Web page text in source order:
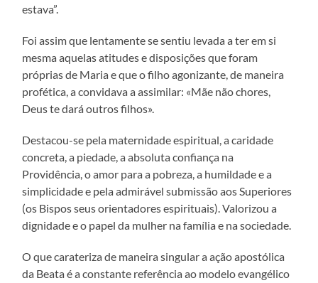
estava”.
Foi assim que lentamente se sentiu levada a ter em si
mesma aquelas atitudes e disposições que foram
próprias de Maria e que o filho agonizante, de maneira
profética, a convidava a assimilar: «Mãe não chores,
Deus te dará outros filhos».
Destacou-se pela maternidade espiritual, a caridade
concreta, a piedade, a absoluta confiança na
Providência, o amor para a pobreza, a humildade e a
simplicidade e pela admirável submissão aos Superiores
(os Bispos seus orientadores espirituais). Valorizou a
dignidade e o papel da mulher na família e na sociedade.
O que carateriza de maneira singular a ação apostólica
da Beata é a constante referência ao modelo evangélico